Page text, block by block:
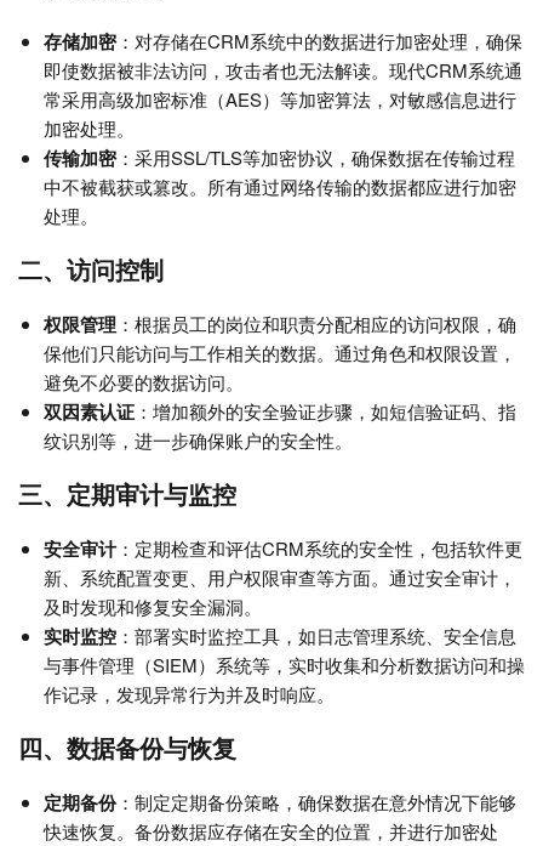
存储加密：对存储在CRM系统中的数据进行加密处理，确保
即使数据被非法访问，攻击者也无法解读。现代CRM系统通
常采用高级加密标准（AES）等加密算法，对敏感信息进行
加密处理。
传输加密：采用SSL/TLS等加密协议，确保数据在传输过程
中不被截获或篡改。所有通过网络传输的数据都应进行加密
处理。
二、访问控制
权限管理 ：根据员工的岗位和职责分配相应的访问权限，确
保他们只能访问与工作相关的数据。通过角色和权限设置，
避免不必要的数据访问。
双因素认证 ：增加额外的安全验证步骤，如短信验证码、指
纹识别等，进一步确保账户的安全性。
三、定期审计与监控
安全审计：定期检查和评估CRM系统的安全性，包括软件更
新、系统配置变更、用户权限审查等方面。通过安全审计，
及时发现和修复安全漏洞。
实时监控 ：部署实时监控工具，如日志管理系统、安全信息
与事件管理（SIEM）系统等，实时收集和分析数据访问和操
作记录，发现异常行为并及时响应。
四、数据备份与恢复
定期备份：制定定期备份策略，确保数据在意外情况下能够
快速恢复。备份数据应存储在安全的位置，并进行加密处